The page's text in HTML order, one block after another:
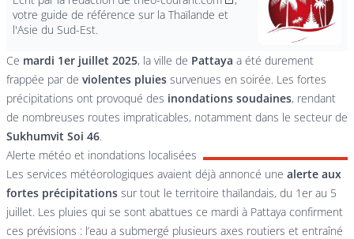
votre guide de référence sur la Thaïlande et
l'Asie du Sud-Est.
Ce mardi 1er juillet 2025, la ville de Pattaya a été durement
frappée par de violentes pluies survenues en soirée. Les fortes
précipitations ont provoqué des inondations soudaines, rendant
de nombreuses routes impraticables, notamment dans le secteur de
Sukhumvit Soi 46.
Alerte météo et inondations localisées
Les services météorologiques avaient déjà annoncé une alerte aux
fortes précipitations sur tout le territoire thaïlandais, du 1er au 5
juillet. Les pluies qui se sont abattues ce mardi à Pattaya confirment
ces prévisions : l’eau a submergé plusieurs axes routiers et entraîné